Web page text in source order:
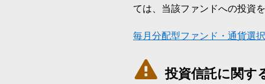
ては、当該ファンドへの投資
毎月分配型ファンド・通貨選
 投資信託に関す